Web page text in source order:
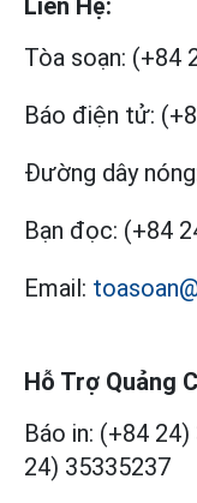
Tòa soạn: (+84
Báo điện tử:
Đường dây
Bạn đọc: (+84
Email:
Hỗ Trợ Quảng
Báo in: (+84
24) 35335237